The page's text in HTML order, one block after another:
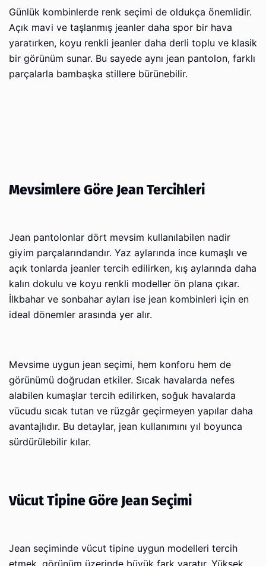
Günlük kombinlerde renk seçimi de oldukça önemlidir.
Açık mavi ve taşlanmış jeanler daha spor bir hava
yaratırken, koyu renkli jeanler daha derli toplu ve klasik
bir görünüm sunar. Bu sayede aynı jean pantolon, farklı
parçalarla bambaşka stillere bürünebilir.
Mevsimlere Göre Jean Tercihleri
Jean pantolonlar dört mevsim kullanılabilen nadir
giyim parçalarındandır. Yaz aylarında ince kumaşlı ve
açık tonlarda jeanler tercih edilirken, kış aylarında daha
kalın dokulu ve koyu renkli modeller ön plana çıkar.
İlkbahar ve sonbahar ayları ise jean kombinleri için en
ideal dönemler arasında yer alır.
Mevsime uygun jean seçimi, hem konforu hem de
görünümü doğrudan etkiler. Sıcak havalarda nefes
alabilen kumaşlar tercih edilirken, soğuk havalarda
vücudu sıcak tutan ve rüzgâr geçirmeyen yapılar daha
avantajlıdır. Bu detaylar, jean kullanımını yıl boyunca
sürdürülebilir kılar.
Vücut Tipine Göre Jean Seçimi
Jean seçiminde vücut tipine uygun modelleri tercih